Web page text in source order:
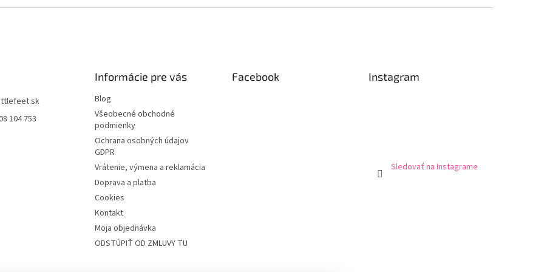
104 753
Informácie pre vás
Blog
Všeobecné obchodné
podmienky
Ochrana osobných údajov
GDPR
Vrátenie, výmena a reklamácia
Doprava a platba
Cookies
Kontakt
Moja objednávka
ODSTÚPIŤ OD ZMLUVY TU
Facebook Instagram
Sledovať na Instagrame